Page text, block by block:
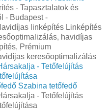
- Tapasztalatok és
- Budapest -
linképítés Linképítés
havidíjas
Prémium
keresőoptimalizálás
- Tetőfelújítás
Szabina tetőfedő
- Tetőfelújítás